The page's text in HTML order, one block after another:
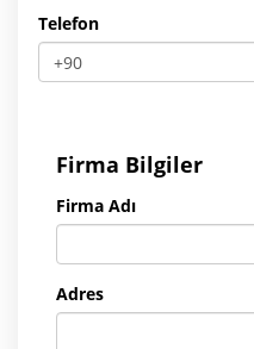
Telefon
Firma Bilgiler
Firma Adı
Adres